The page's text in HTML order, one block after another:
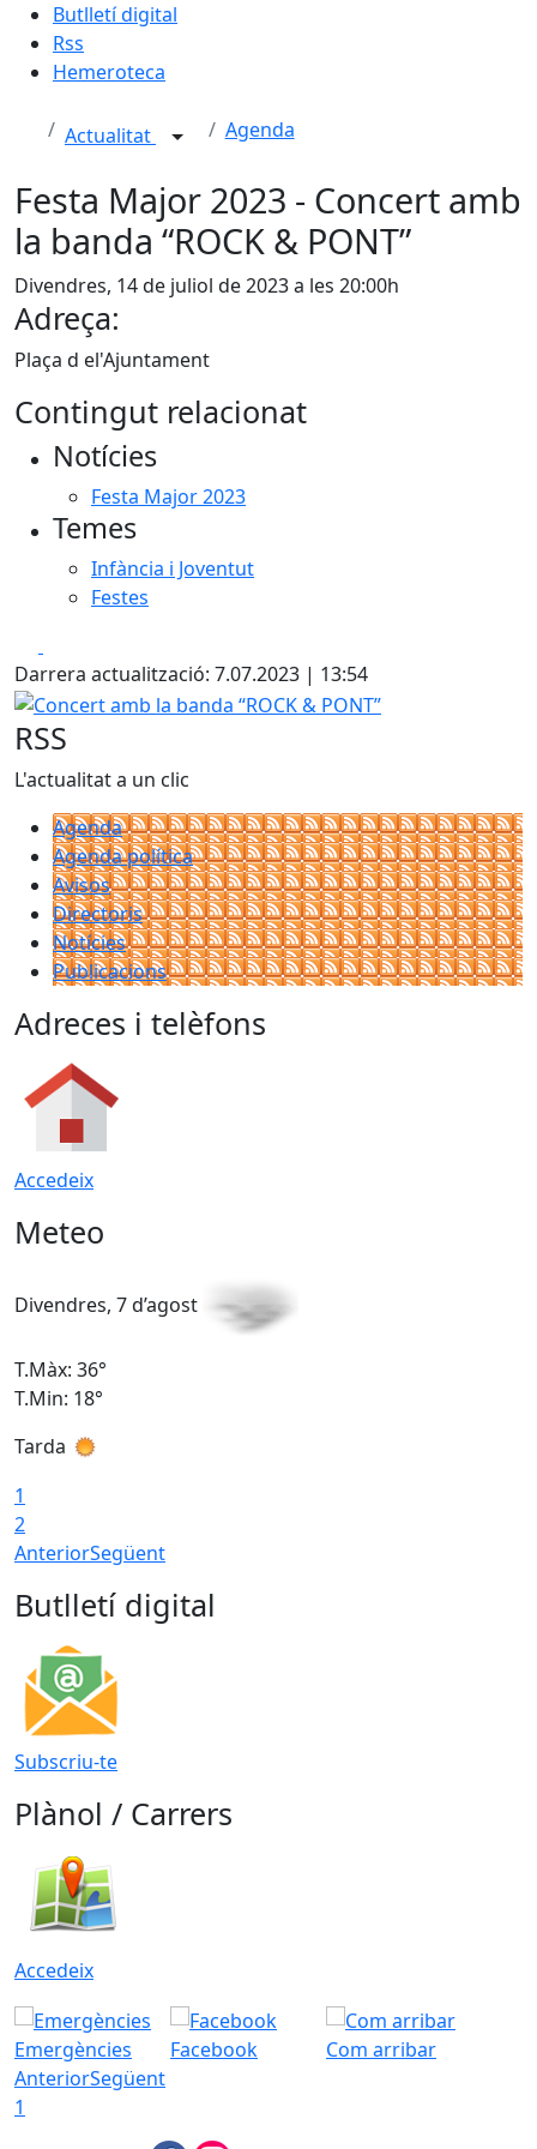
Butlletí digital
Rss
Hemeroteca
Actualitat Agenda
Festa Major 2023 - Concert amb
la banda “ROCK & PONT”
Divendres, 14 de juliol de 2023 a les 20:00h
Adreça:
Plaça d el'Ajuntament
Contingut relacionat
Notícies
Festa Major 2023
Temes
Infància i Joventut
Festes
Darrera actualització: 7.07.2023 | 13:54
Concert amb la banda “ROCK & PONT”
RSS
L'actualitat a un clic
Agenda
Agenda política
Avisos
Directoris
Notícies
Publicacions
Adreces i telèfons
Accedeix
Meteo
Divendres, 7 d’agost
T.Màx: 36°
T.Min: 18°
Tarda
1
2
AnteriorSegüent
Butlletí digital
Subscriu-te
Plànol / Carrers
Accedeix
Emergències Facebook
Com arribar
AnteriorSegüent
1